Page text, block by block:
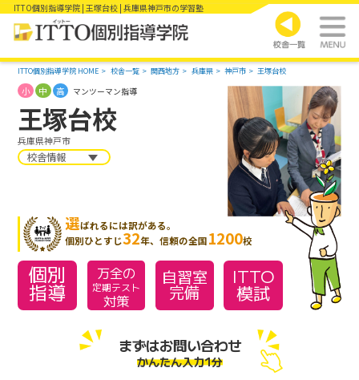
ITTO個別指導学院 | 王塚台校 | 兵庫県神戸市の学習塾
ITTO個別指導学院 HOME 校舎一覧 関西地方 兵庫県 神戸市 王塚台校
王塚台校
兵庫県神戸市
小 中 高 マンツーマン指導
校舎情報
選ばれるには訳がある。
個別ひとすじ32年、信頼の全国1200校
個別
指導
万全の
定期テスト
対策
自習室
完備
ITTO
模試
まずはお問い合わせ
かんたん入力1分